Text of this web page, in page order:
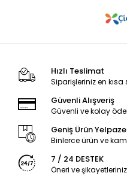
Hızlı Teslimat
Siparişleriniz en kısa
Güvenli Alışveriş
Güvenli ve kolay
Geniş Ürün
Binlerce ürün ve
7 / 24 DESTEK
Öneri ve